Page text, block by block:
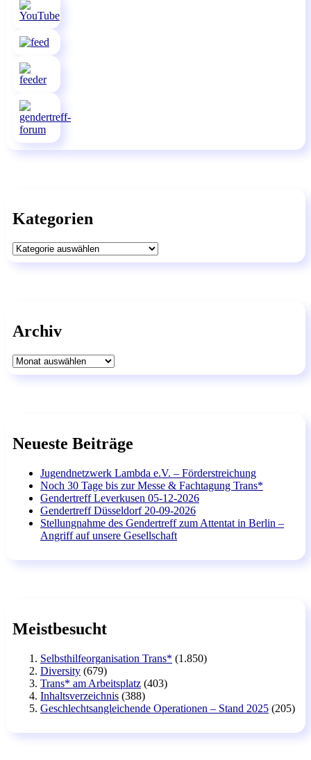
Kategorien
Kategorien
Archiv
Archiv
Neueste Beiträge
Jugendnetzwerk Lambda e.V. – Förderstreichung
Noch 30 Tage bis zur Messe & Fachtagung Trans*
Gendertreff Leverkusen 05-12-2026
Gendertreff Düsseldorf 20-09-2026
Stellungnahme des Gendertreff zum Attentat in Berlin –
Angriff auf unsere Gesellschaft
Meistbesucht
Selbsthilfeorganisation Trans* (1.850)
Diversity (679)
Trans* am Arbeitsplatz (403)
Inhaltsverzeichnis (388)
Geschlechtsangleichende Operationen – Stand 2025 (205)